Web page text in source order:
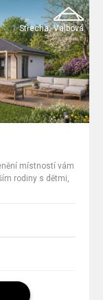
Střecha: Valbová
místností vám
rodiny s dětmi,